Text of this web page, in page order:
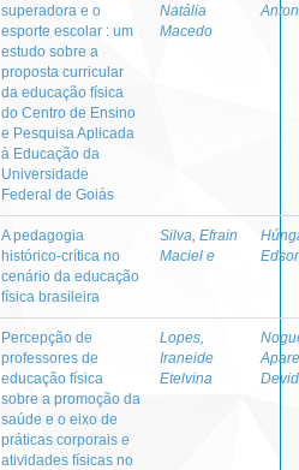
superadora e o
esporte escolar : um
estudo sobre a
proposta curricular
da educação física
do Centro de Ensino
e Pesquisa Aplicada
à Educação da
Universidade
Federal de Goiás
Natália
Macedo
A pedagogia
histórico-crítica no
cenário da educação
física brasileira
Silva, Efrain
Maciel e
Percepção de
professores de
educação física
sobre a promoção da
saúde e o eixo de
práticas corporais e
atividades físicas no
Lopes,
Iraneide
Etelvina